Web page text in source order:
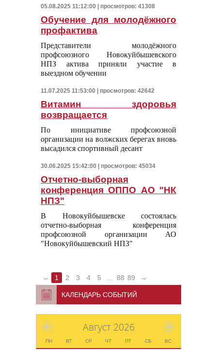
05.08.2025 11:12:00 | просмотров: 41308
Обучение для молодёжного
профактива
Представители молодёжного
профсоюзного Новокуйбышевского
НПЗ актива приняли участие в
выездном обучении
11.07.2025 11:53:00 | просмотров: 42642
Витамин здоровья
возвращается
По инициативе профсоюзной
организации на волжских берегах вновь
высадился спортивный десант
30.06.2025 15:42:00 | просмотров: 45034
Отчетно-выборная
конференция ОППО АО "НК
НПЗ"
В Новокуйбышевске состоялась
отчетно-выборная конференция
профсоюзной организации АО
"Новокуйбышевский НПЗ"
← 1 2 3 4 5 88 89 →
КАЛЕНДАРЬ СОБЫТИЙ
Август 2026
ПН ВТ СР ЧТ ПТ СБ ВС